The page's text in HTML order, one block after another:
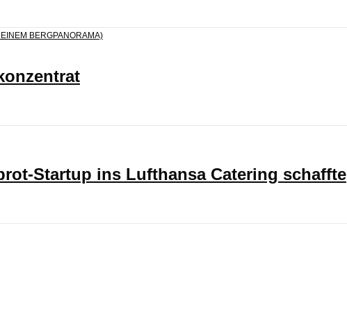
Startup ins Lufthansa Catering schaffte